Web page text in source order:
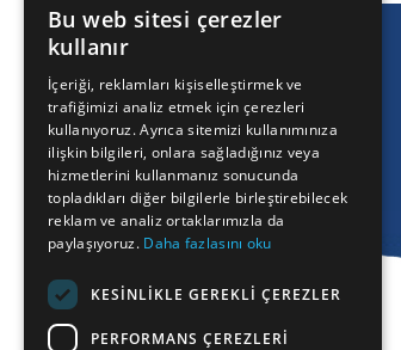
FRENCH
BULGARIAN
GERMAN
Bu web sitesi çerezler
kullanır
İçeriği, reklamları kişiselleştirmek ve
trafiğimizi analiz etmek için çerezleri
kullanıyoruz. Ayrıca sitemizi kullanımınıza
ilişkin bilgileri, onlara sağladığınız veya
hizmetlerini kullanmanız sonucunda
topladıkları diğer bilgilerle birleştirebilecek
reklam ve analiz ortaklarımızla da
paylaşıyoruz. Daha fazlasını oku
KESINLIKLE GEREKLI ÇEREZLER
PERFORMANS ÇEREZLERI